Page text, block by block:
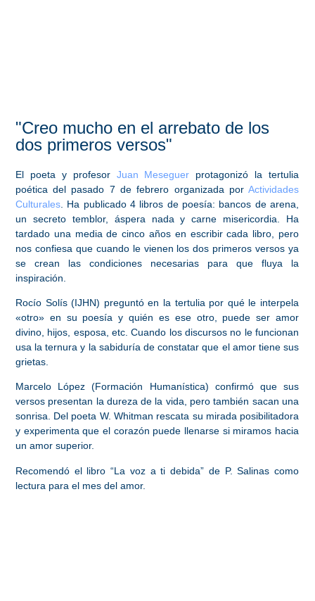
"Creo mucho en el arrebato de los
dos primeros versos"
El poeta y profesor Juan Meseguer protagonizó la tertulia
poética del pasado 7 de febrero organizada porActividades
Culturales. Ha publicado 4 libros de poesía: bancos de arena,
un secreto temblor, áspera nada y carne misericordia. Ha
tardado una media de cinco años en escribir cada libro, pero
nos confiesa que cuando le vienen los dos primeros versos ya
se crean las condiciones necesarias para que fluya la
inspiración.
Rocío Solís (IJHN) preguntó en la tertulia por qué le interpela
«otro» en su poesía y quién es ese otro, puede ser amor
divino, hijos, esposa, etc. Cuando los discursos no le funcionan
usa la ternura y la sabiduría de constatar que el amor tiene sus
grietas.
Marcelo López (Formación Humanística) confirmó que sus
versos presentan la dureza de la vida, pero también sacan una
sonrisa. Del poeta W. Whitman rescata su mirada posibilitadora
y experimenta que el corazón puede llenarse si miramos hacia
un amor superior.
Recomendó el libro “La voz a ti debida” de P. Salinas como
lectura para el mes del amor.